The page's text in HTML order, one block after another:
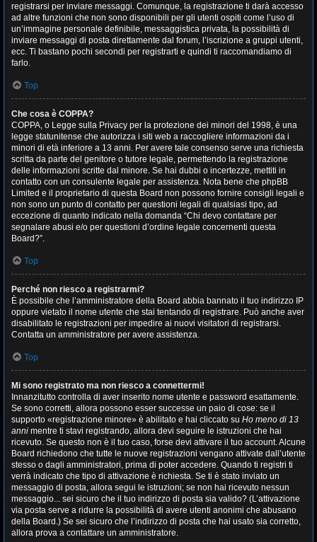
registrarsi per inviare messaggi. Comunque, la registrazione ti darà accesso
ad altre funzioni che non sono disponibili per gli utenti ospiti come l’uso di
un’immagine personale definibile, messaggistica privata, la possibilità di
inviare messaggi di posta direttamente dal forum, l’iscrizione a gruppi utenti,
ecc. Ti bastano pochi secondi per registrarti e quindi ti raccomandiamo di
farlo.
Top
Che cosa è COPPA?
COPPA, o Legge sulla Privacy per la protezione dei minori del 1998, è una
legge statunitense che autorizza i siti web a raccogliere informazioni da i
minori di età inferiore a 13 anni. Per avere tale consenso serve una richiesta
scritta da parte del genitore o tutore legale, permettendo la registrazione
delle informazioni scritte dal minore. Se hai dubbi o incertezze, mettiti in
contatto con un consulente legale per assistenza. Nota bene che phpBB
Limited e il proprietario di questa Board non possono fornire consigli legali e
non sono un punto di contatto per questioni legali di qualsiasi tipo, ad
eccezione di quanto indicato nella domanda “Chi devo contattare per
segnalare abusi e/o per questioni d’ordine legale concernenti questa
Board?”.
Top
Perché non riesco a registrarmi?
È possibile che l’amministratore della Board abbia bannato il tuo indirizzo IP
oppure vietato il nome utente che stai tentando di registrare. Può anche aver
disabilitato le registrazioni per impedire ai nuovi visitatori di registrarsi.
Contatta un amministratore per avere assistenza.
Top
Mi sono registrato ma non riesco a connettermi!
Innanzitutto controlla di aver inserito nome utente e password esattamente.
Se sono corretti, allora possono esser successe un paio di cose: se il
supporto «registrazione minore» è abilitato e hai cliccato su Ho meno di 13
anni mentre ti stavi registrando, allora devi seguire le istruzioni che hai
ricevuto. Se questo non è il tuo caso, forse devi attivare il tuo account. Alcune
Board richiedono che tutte le nuove registrazioni vengano attivate dall’utente
stesso o dagli amministratori, prima di poter accedere. Quando ti registri ti
verrà indicato che tipo di attivazione è richiesta. Se ti è stato inviato un
messaggio di posta, allora segui le istruzioni; se non hai ricevuto nessun
messaggio... sei sicuro che il tuo indirizzo di posta sia valido? (L’attivazione
via posta serve a ridurre la possibilità di avere utenti anonimi che abusano
della Board.) Se sei sicuro che l’indirizzo di posta che hai usato sia corretto,
allora prova a contattare un amministratore.